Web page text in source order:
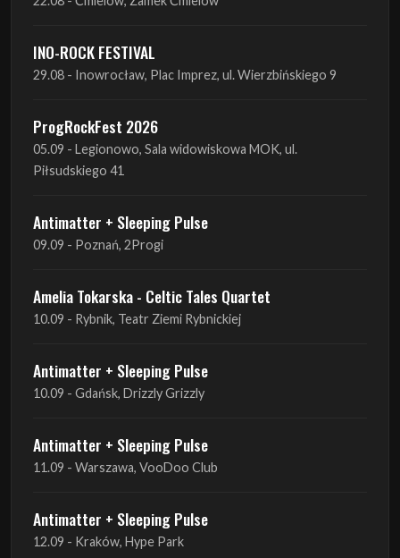
ProgRockFest 2026
Antimatter + Sleeping Pulse
09.09 - Poznań, 2Progi
Amelia Tokarska - Celtic Tales Quartet
10.09 - Rybnik, Teatr Ziemi Rybnickiej
Antimatter + Sleeping Pulse
Antimatter + Sleeping Pulse
11.09 - Warszawa, VooDoo Club
Antimatter + Sleeping Pulse
12.09 - Kraków, Hype Park
Amelia Tokarska - Celtic Tales Quartet
19.09 - Brześć Kujawski, Wahadło